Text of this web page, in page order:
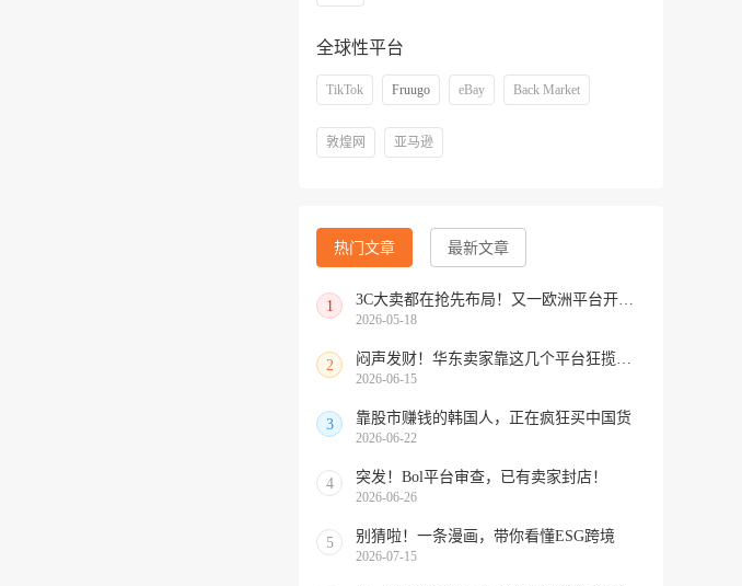
全球性平台
TikTok Fruugo eBay Back Market
敦煌网 亚马逊
热门文章 最新文章
1 3C大卖都在抢先布局！又一欧洲平台开放中国招商
2026-05-18
2 闷声发财！华东卖家靠这几个平台狂揽北美订单，华南机会来了！
2026-06-15
3 靠股市赚钱的韩国人，正在疯狂买中国货
2026-06-22
4 突发！Bol平台审查，已有卖家封店！
2026-06-26
5 别猜啦！一条漫画，带你看懂ESG跨境
2026-07-15